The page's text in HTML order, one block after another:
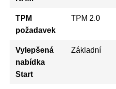
TPM
požadavek
TPM 2.0
Vylepšená
nabídka
Start
Základní